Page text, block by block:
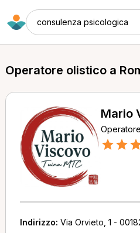
consulenza psicologica
Operatore olistico a
Mario
Indirizzo: Via Orvieto, 1 -